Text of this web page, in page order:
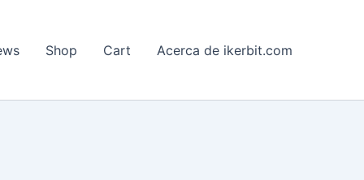
Shop Cart Acerca de ikerbit.com